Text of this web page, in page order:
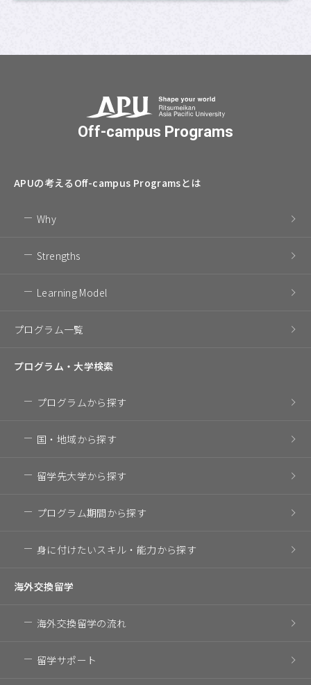
Off-campus Programs
APUの考える Off-campus Programsとは
Why
Strengths
Learning Model
プログラム一覧
プログラム・大学検索
プログラムから探す
国・地域から探す
留学先大学から探す
プログラム期間から探す
身に付けたいスキル・ 能力から探す
海外交換留学
海外交換留学の流れ
留学サポート